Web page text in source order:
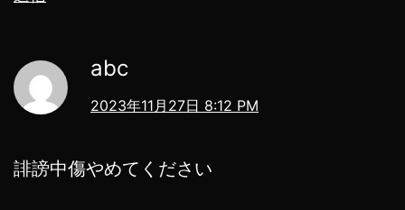
abc
2023年11月27日 8:12 PM
誹謗中傷やめてください